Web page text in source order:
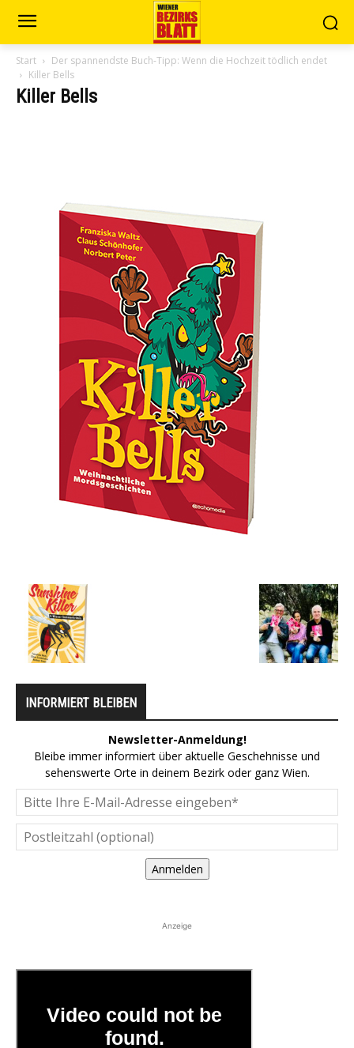
Start
Der spannendste Buch-Tipp: Wenn die Hochzeit tödlich endet
Killer Bells
Killer Bells
INFORMIERT BLEIBEN
Newsletter-Anmeldung!
Bleibe immer informiert über aktuelle Geschehnisse und
sehenswerte Orte in deinem Bezirk oder ganz Wien.
Anmelden
Anzeige